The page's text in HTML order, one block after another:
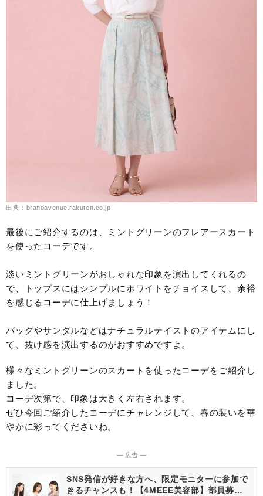
出典：brandavenue.rakuten.co.jp
最後にご紹介するのは、ミントグリーンのフレアースカート
を使ったコーデです。
淡いミントグリーンがおしゃれな印象を演出してくれるの
で、トップスにはシンプルにホワイトをチョイスして、余裕
を感じるコーデに仕上げましょう！
バッグやサンダルなどはナチュラルテイストのアイテムにし
て、抜け感を演出するのがおすすめですよ。
様々なミントグリーンのスカートを使ったコーデをご紹介し
ました。
コーデ次第で、印象は大きく左右されます。
ぜひ今回ご紹介したコーデにチャレンジして、春の装いを華
やかに彩ってくださいね。
― 広告 ―
SNS発信が好きな方へ、限定モニターに参加で
きるチャンスも！【4MEEE美容部】部員募集